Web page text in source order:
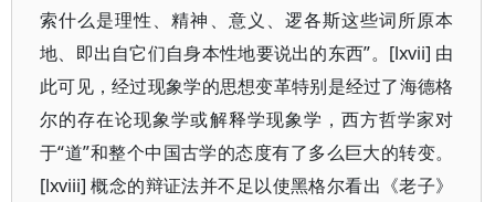
索什么是理性、精神、意义、逻各斯这些词所原本
地、即出自它们自身本性地要说出的东西”。[lxvii] 由
此可见，经过现象学的思想变革特别是经过了海德格
尔的存在论现象学或解释学现象学，西方哲学家对
于“道”和整个中国古学的态度有了多么巨大的转变。
[lxviii] 概念的辩证法并不足以使黑格尔看出《老子》